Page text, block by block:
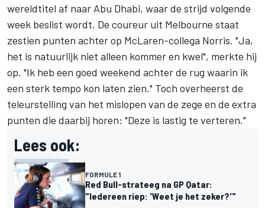
wereldtitel af naar Abu Dhabi, waar de strijd volgende
week beslist wordt. De coureur uit Melbourne staat
zestien punten achter op McLaren-collega Norris. "Ja,
het is natuurlijk niet alleen kommer en kwel", merkte hij
op. "Ik heb een goed weekend achter de rug waarin ik
een sterk tempo kon laten zien." Toch overheerst de
teleurstelling van het mislopen van de zege en de extra
punten die daarbij horen: "Deze is lastig te verteren."
Lees ook:
FORMULE 1
Red Bull-strateeg na GP Qatar:
"Iedereen riep: 'Weet je het zeker?'"